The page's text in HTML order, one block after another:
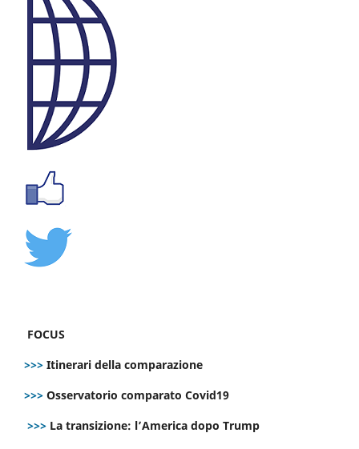
FOCUS
>>> Itinerari della comparazione
>>> Osservatorio comparato Covid19
>>> La transizione: l’America dopo Trump